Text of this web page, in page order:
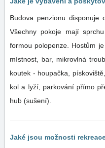
Budova penzionu disponuje
Všechny pokoje mají
formou polopenze. Hostům je k dispozici jídelna a společenská
místnost, bar, mikrovlná
koutek - houpačka,
kol a lyží, parkování přímo
hub (sušení).
Jaké jsou možnosti